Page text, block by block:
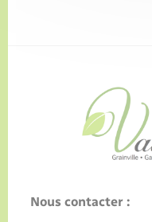
Nous contacter :